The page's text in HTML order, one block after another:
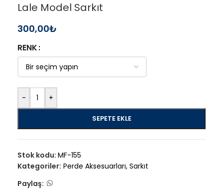
Lale Model Sarkıt
300,00₺
RENK
- +
SEPETE EKLE
Stok kodu: MF-155
Kategoriler: Perde Aksesuarları, Sarkıt
Paylaş: